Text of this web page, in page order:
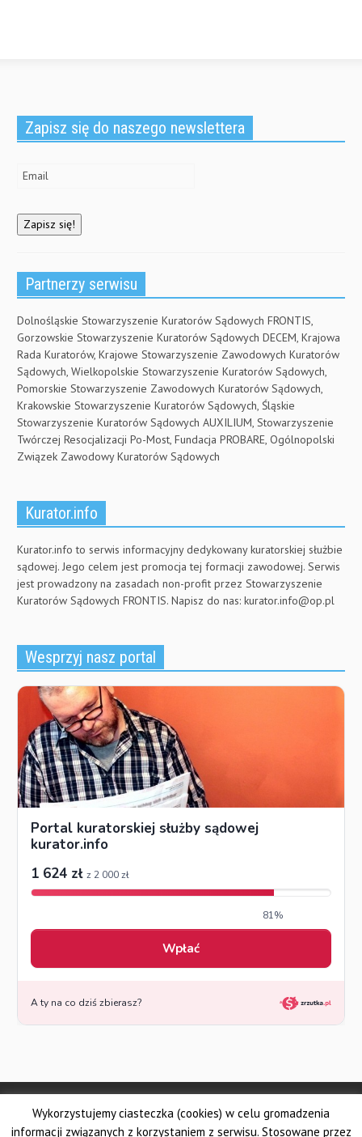
Zapisz się do naszego newslettera
Partnerzy serwisu
Dolnośląskie Stowarzyszenie Kuratorów Sądowych FRONTIS,
Gorzowskie Stowarzyszenie Kuratorów Sądowych DECEM, Krajowa
Rada Kuratorów, Krajowe Stowarzyszenie Zawodowych Kuratorów
Sądowych, Wielkopolskie Stowarzyszenie Kuratorów Sądowych,
Pomorskie Stowarzyszenie Zawodowych Kuratorów Sądowych,
Krakowskie Stowarzyszenie Kuratorów Sądowych, Śląskie
Stowarzyszenie Kuratorów Sądowych AUXILIUM, Stowarzyszenie
Twórczej Resocjalizacji Po-Most, Fundacja PROBARE, Ogólnopolski
Związek Zawodowy Kuratorów Sądowych
Kurator.info
Kurator.info to serwis informacyjny dedykowany kuratorskiej służbie
sądowej. Jego celem jest promocja tej formacji zawodowej. Serwis
jest prowadzony na zasadach non-profit przez Stowarzyszenie
Kuratorów Sądowych FRONTIS. Napisz do nas: kurator.info@op.pl
Wesprzyj nasz portal
© Made by DSKS Frontis
Dolnośląskie Stowarzyszenie Kuratorów Sądowych FRONTIS
Fundacja PROBARE
Wykorzystujemy ciasteczka (cookies) w celu gromadzenia
informacji związanych z korzystaniem z serwisu. Stosowane przez